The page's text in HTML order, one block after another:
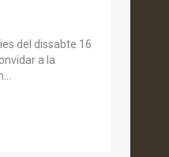
del dissabte 16
a la